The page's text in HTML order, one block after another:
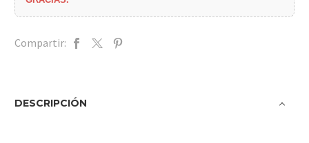
Compartir:
DESCRIPCIÓN